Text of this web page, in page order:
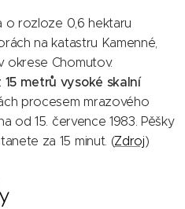
o rozloze 0,6 hektaru
na katastru Kamenné,
okrese Chomutov.
15 metrů vysoké skalní
procesem mrazového
od 15. července 1983. Pěšky
za 15 minut. (Zdroj)